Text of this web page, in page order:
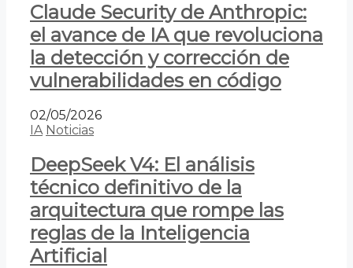
Claude Security de Anthropic:
el avance de IA que revoluciona
la detección y corrección de
vulnerabilidades en código
02/05/2026
IA Noticias
DeepSeek V4: El análisis
técnico definitivo de la
arquitectura que rompe las
reglas de la Inteligencia
Artificial